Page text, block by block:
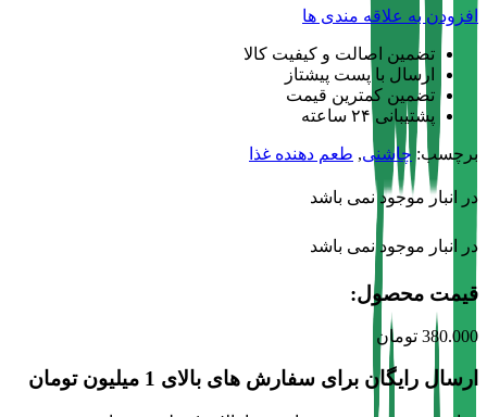
افزودن به علاقه مندی ها
تضمین اصالت و کیفیت کالا
ارسال با پست پیشتاز
تضمین کمترین قیمت
پشتیبانی ۲۴ ساعته
برچسب: چاشنی, طعم دهنده غذا
در انبار موجود نمی باشد
در انبار موجود نمی باشد
قیمت محصول:​
380.000 تومان
ارسال رایگان برای سفارش های بالای 1 میلیون تومان